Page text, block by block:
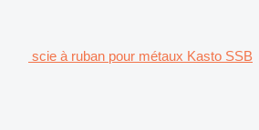
scie à ruban pour métaux Kasto SSB